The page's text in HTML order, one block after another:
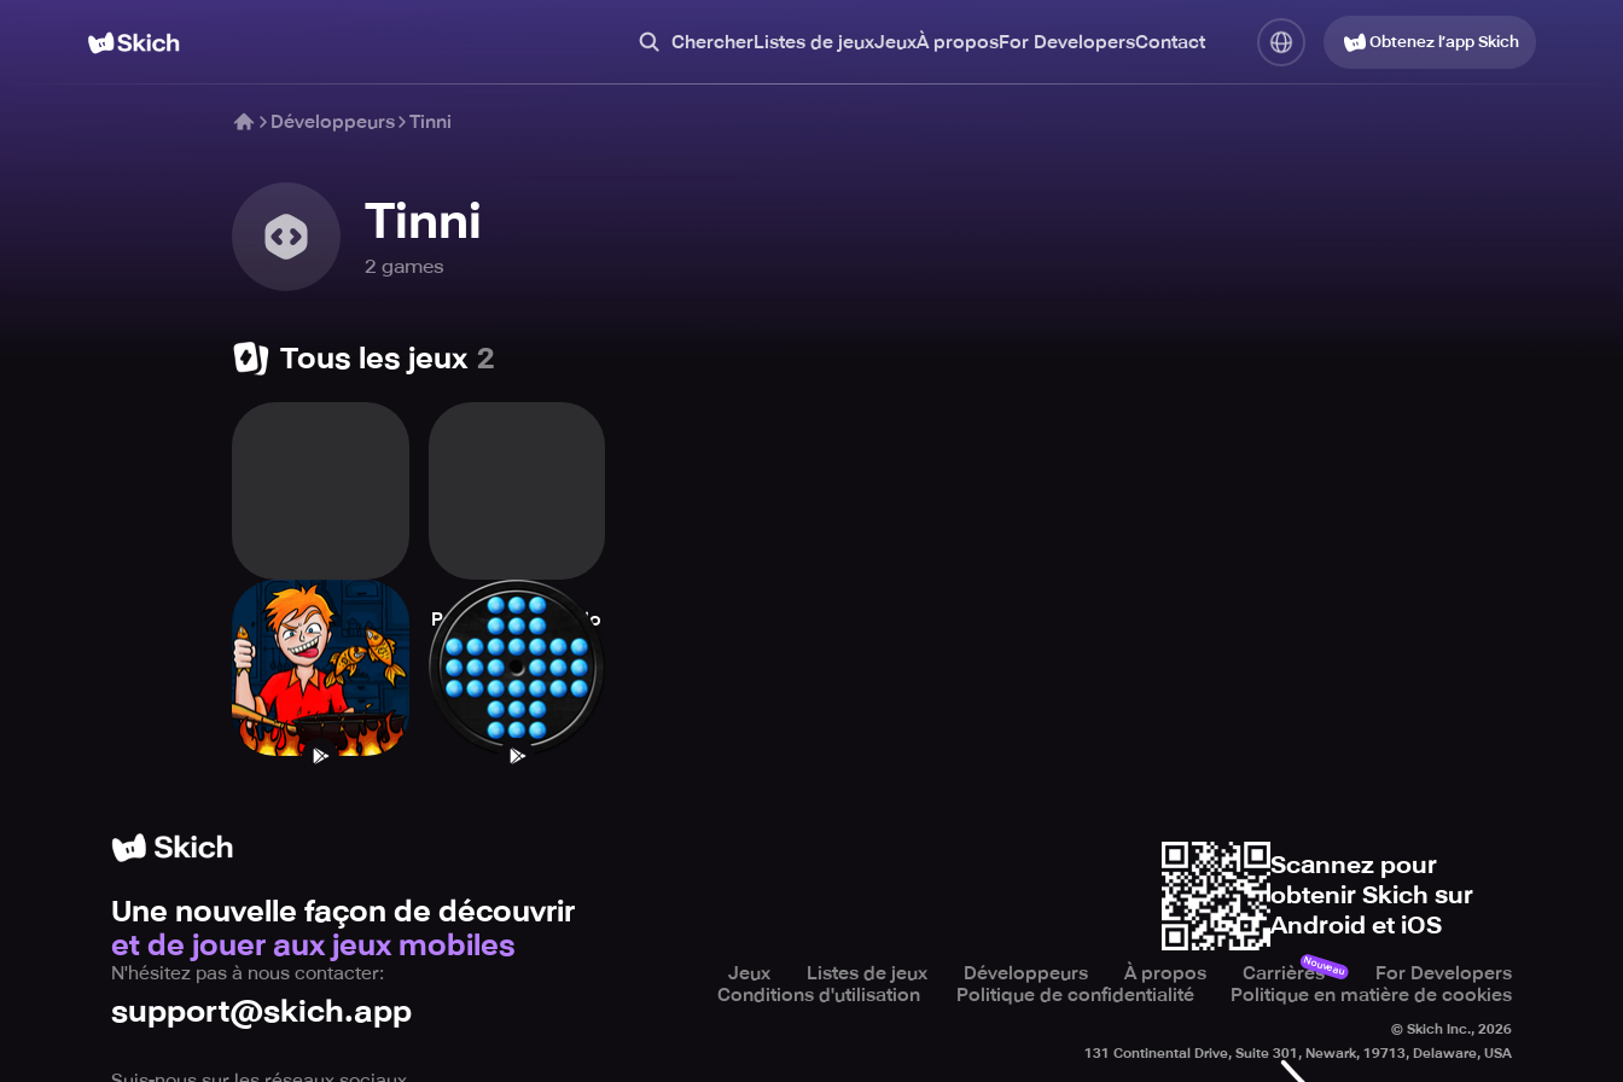
ChercherListes de jeuxJeuxÀ proposFor DevelopersContact Obtenez l’app Skich
Développeurs Tinni
Tinni
2 games
Tous les jeux 2
Save The Fish
Peg Solitaire - Solo
Noble
Une nouvelle façon de découvrir
et de jouer aux jeux mobiles
Scannez pour
obtenir Skich sur
Android et iOS
N'hésitez pas à nous contacter:
support@skich.app
Jeux Listes de jeux Développeurs À propos CarrièresNouveau
For Developers
Conditions d'utilisation
Politique de confidentialité Politique en matière de cookies
© Skich Inc., 2026
131 Continental Drive, Suite 301, Newark, 19713, Delaware, USA